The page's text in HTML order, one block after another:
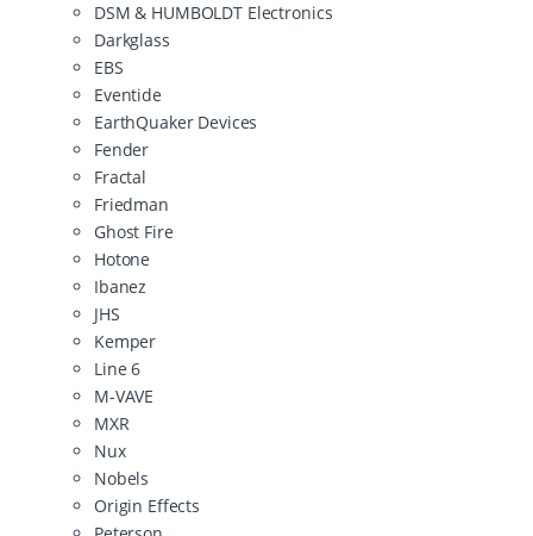
DSM & HUMBOLDT Electronics
Darkglass
EBS
Eventide
EarthQuaker Devices
Fender
Fractal
Friedman
Ghost Fire
Hotone
Ibanez
JHS
Kemper
Line 6
M-VAVE
MXR
Nux
Nobels
Origin Effects